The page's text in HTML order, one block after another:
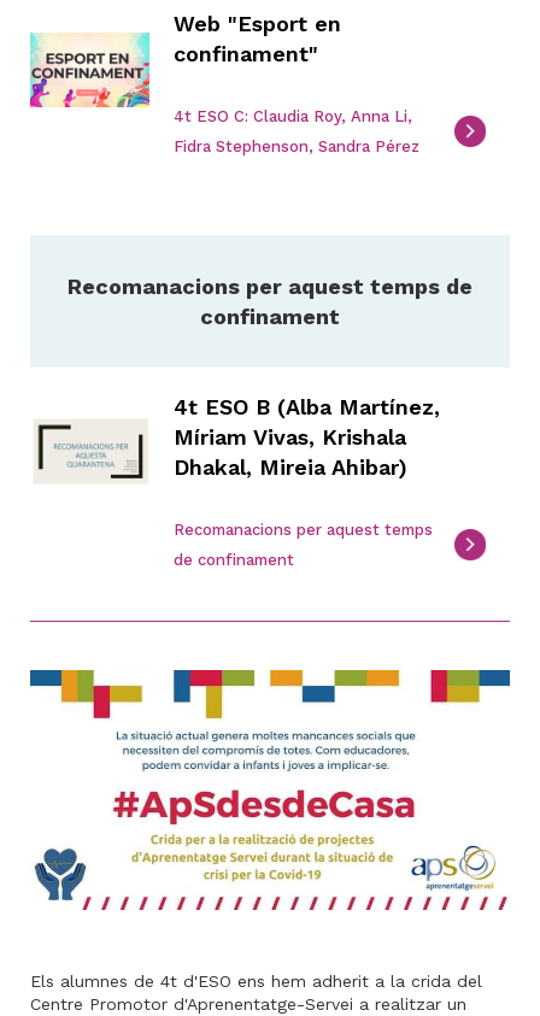
Web "Esport en
confinament"
4t ESO C: Claudia Roy, Anna Li,
Fidra Stephenson, Sandra Pérez
Recomanacions per aquest temps de
confinament
4t ESO B (Alba Martínez,
Míriam Vivas, Krishala
Dhakal, Mireia Ahibar)
Recomanacions per aquest temps
de confinament
Els alumnes de 4t d'ESO ens hem adherit a la crida del
Centre Promotor d'Aprenentatge-Servei a realitzar un